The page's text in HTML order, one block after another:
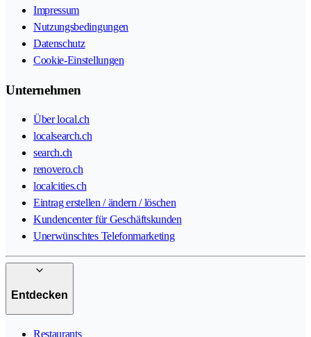
Impressum
Nutzungsbedingungen
Datenschutz
Cookie-Einstellungen
Unternehmen
Über local.ch
localsearch.ch
search.ch
renovero.ch
localcities.ch
Eintrag erstellen / ändern / löschen
Kundencenter für Geschäftskunden
Unerwünschtes Telefonmarketing
Entdecken
Restaurants